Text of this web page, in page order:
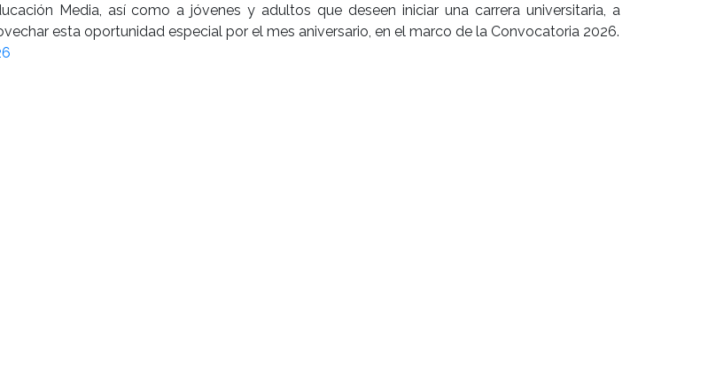
Media, así como a jóvenes y adultos que deseen iniciar una carrera universitaria, a
esta oportunidad especial por el mes aniversario, en el marco de la Convocatoria 2026.